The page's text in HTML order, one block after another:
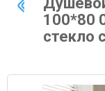
100*80
стекло